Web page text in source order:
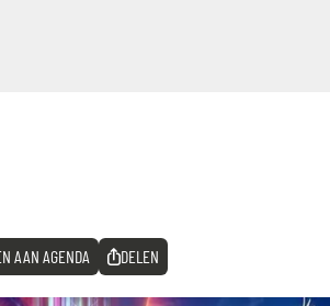
AAN AGENDA DELEN